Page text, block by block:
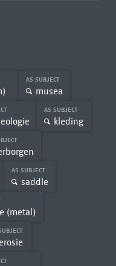
AS SUBJECT
musea
AS SUBJECT
kleding
AS SUBJECT
saddle
(metal)
erosie